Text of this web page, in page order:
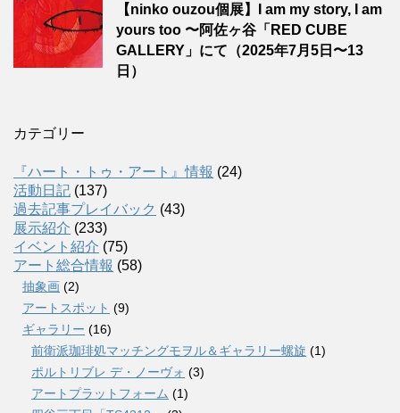
【ninko ouzou個展】I am my story, I am
yours too 〜阿佐ヶ谷「RED CUBE
GALLERY」にて（2025年7月5日〜13
日）
カテゴリー
『ハート・トゥ・アート』情報 (24)
活動日記 (137)
過去記事プレイバック (43)
展示紹介 (233)
イベント紹介 (75)
アート総合情報 (58)
抽象画 (2)
アートスポット (9)
ギャラリー (16)
前衛派珈琲処マッチングモヲル＆ギャラリー螺旋 (1)
ポルトリブレ デ・ノーヴォ (3)
アートプラットフォーム (1)